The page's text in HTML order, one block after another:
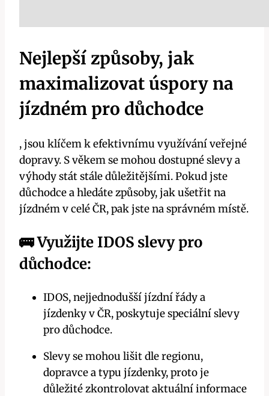
Nejlepší způsoby, jak⁢
maximalizovat úspory⁣ na
jízdném pro důchodce
, jsou klíčem k ⁣efektivnímu využívání veřejné‌
dopravy. S věkem se mohou⁣ dostupné slevy⁤ a
výhody stát stále důležitějšími. ‍Pokud jste
důchodce a hledáte způsoby, jak ušetřit⁣ na‍
jízdném v celé ČR, pak jste na správném⁢ místě.
🚌 Využijte IDOS slevy pro
důchodce:
IDOS, nejjednodušší‌ jízdní řády ​a‌
jízdenky v‍ ČR, poskytuje ⁣speciální slevy
pro důchodce.
Slevy‍ se ⁢mohou lišit‍ dle regionu,
‌dopravce a ‌typu jízdenky,⁤ proto je
důležité ‌zkontrolovat aktuální informace